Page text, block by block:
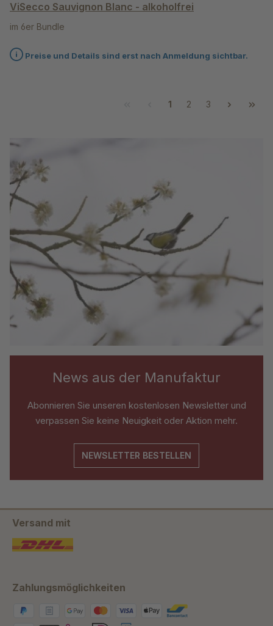
ViSecco Sauvignon Blanc - alkoholfrei
im 6er Bundle
Preise und Details sind erst nach Anmeldung sichtbar.
1 2 3
News aus der Manufaktur
Abonnieren Sie unseren kostenlosen Newsletter und
verpassen Sie keine Neuigkeit oder Aktion mehr.
NEWSLETTER BESTELLEN
Versand mit
Zahlungsmöglichkeiten